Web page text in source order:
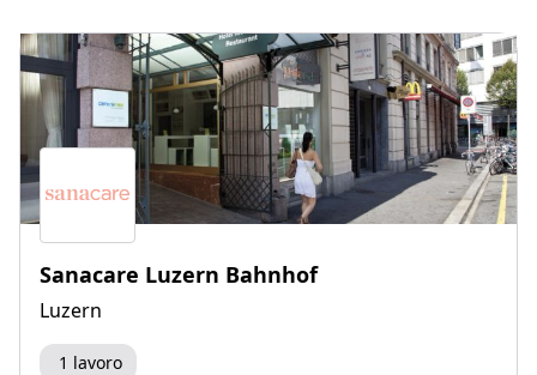
Sanacare Luzern Bahnhof
Luzern
1 lavoro